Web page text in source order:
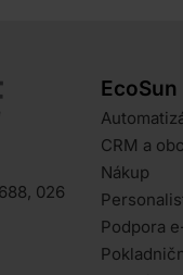
026
EcoSun
CRM a
Nákup
Podpora